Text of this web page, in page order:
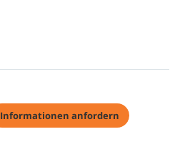
Informationen anfordern